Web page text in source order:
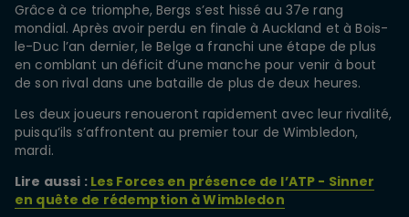
Grâce à ce triomphe, Bergs s’est hissé au 37e rang
mondial. Après avoir perdu en finale à Auckland et à Bois-
le-Duc l’an dernier, le Belge a franchi une étape de plus
en comblant un déficit d’une manche pour venir à bout
de son rival dans une bataille de plus de deux heures.
Les deux joueurs renoueront rapidement avec leur rivalité,
puisqu’ils s’affrontent au premier tour de Wimbledon,
mardi.
Lire aussi : Les Forces en présence de l’ATP - Sinner
en quête de rédemption à Wimbledon